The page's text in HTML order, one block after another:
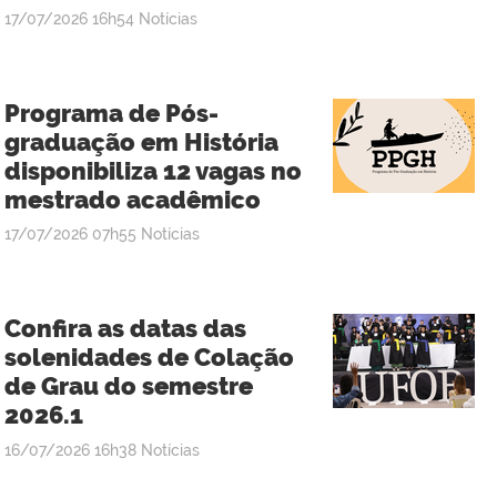
publicado
17/07/2026 16h54 Notícias
Programa de Pós-
graduação em História
disponibiliza 12 vagas no
mestrado acadêmico
publicado
17/07/2026 07h55 Notícias
Confira as datas das
solenidades de Colação
de Grau do semestre
2026.1
publicado
16/07/2026 16h38 Notícias